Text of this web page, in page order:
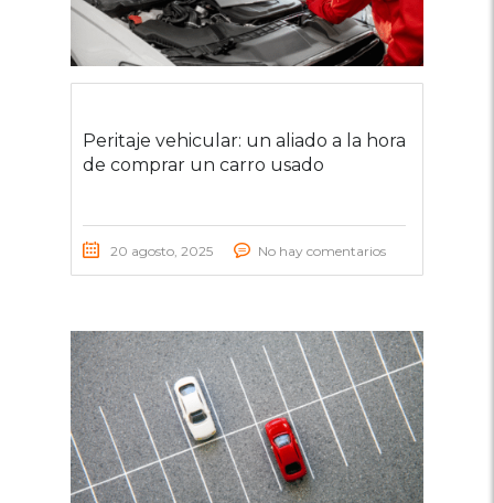
Peritaje vehicular: un aliado a la hora
de comprar un carro usado
20 agosto, 2025 No hay comentarios